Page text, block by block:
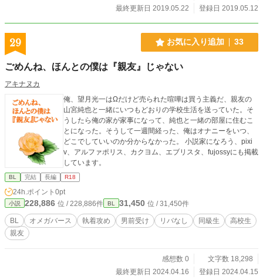
最終更新日 2019.05.22
登録日 2019.05.12
29 お気に入り追加 33
ごめんね、ほんとの僕は『親友』じゃない
アキナヌカ
俺、望月光一はΩだけど売られた喧嘩は買う主義だ、親友の
山宮純也と一緒にいつもどおりの学校生活を送っていた。そ
うしたら俺の家が家事になって、純也と一緒の部屋に住むこ
とになった。そうして一週間経った、俺はオナニーをいつ、
どこでしていいのか分からなかった。 小説家になろう、pixi
v、アルファポリス、カクヨム、エブリスタ、fujossyにも掲載
しています。
BL 完結 長編 R18
24h.ポイント 0pt
小説 228,886 位 / 228,886件 BL 31,450 位 / 31,450件
BL オメガバース 執着攻め 男前受け リバなし 同級生
高校生
親友
感想数 0
文字数 18,298
最終更新日 2024.04.16
登録日 2024.04.15